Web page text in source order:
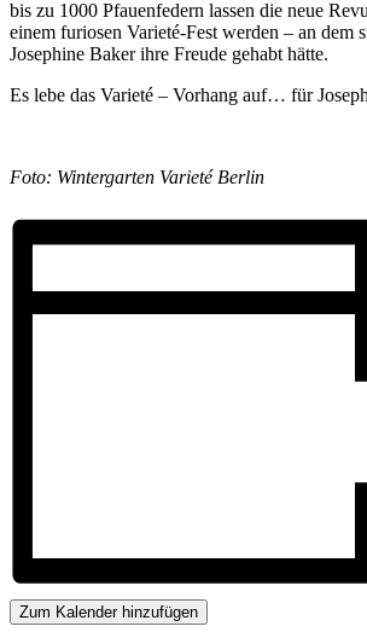
bis zu 1000 Pfauenfedern lassen die neue
einem furiosen Varieté-Fest werden – an dem
Josephine Baker ihre Freude gehabt hätte.
Es lebe das Varieté – Vorhang auf… für
Foto: Wintergarten Varieté Berlin
Zum Kalender hinzufügen